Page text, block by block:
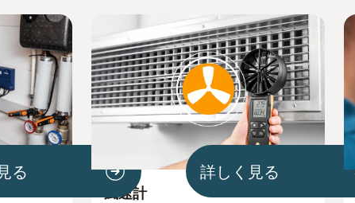
る 詳しく見る
風速計